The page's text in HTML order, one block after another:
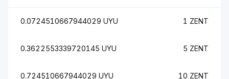
0.0724510667944029 UYU 1 ZENT
0.3622553339720145 UYU 5 ZENT
0.724510667944029 UYU 10 ZENT